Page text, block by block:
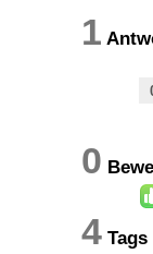
1
0
4